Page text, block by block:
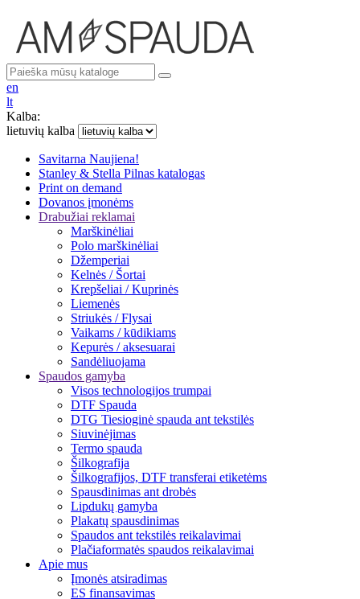
en
lt
Kalba:
lietuvių kalba
Savitarna Naujiena!
Stanley & Stella Pilnas katalogas
Print on demand
Dovanos įmonėms
Drabužiai reklamai
Marškinėliai
Polo marškinėliai
Džemperiai
Kelnės / Šortai
Krepšeliai / Kuprinės
Liemenės
Striukės / Flysai
Vaikams / kūdikiams
Kepurės / aksesuarai
Sandėliuojama
Spaudos gamyba
Visos technologijos trumpai
DTF Spauda
DTG Tiesioginė spauda ant tekstilės
Siuvinėjimas
Termo spauda
Šilkografija
Šilkografijos, DTF transferai etiketėms
Spausdinimas ant drobės
Lipdukų gamyba
Plakatų spausdinimas
Spaudos ant tekstilės reikalavimai
Plačiaformatės spaudos reikalavimai
Apie mus
Įmonės atsiradimas
ES finansavimas